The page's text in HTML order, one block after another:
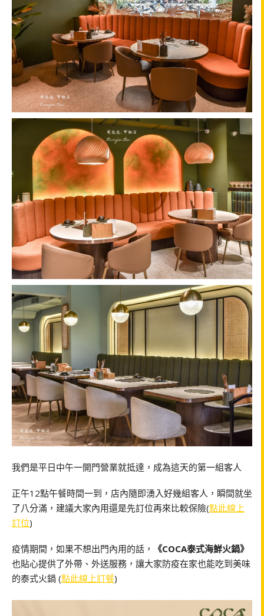
我們是平日中午一開門營業就抵達，成為這天的第一組客人
正午12點午餐時間一到，店內隨即湧入好幾組客人，瞬間就坐
了八分滿，建議大家內用還是先訂位再來比較保險(點此線上
訂位)
疫情期間，如果不想出門內用的話，
《COCA泰式海鮮火鍋》
也貼心提供了外帶、外送服務，讓大家防疫在家也能吃到美味
的泰式火鍋 (點此線上訂餐)